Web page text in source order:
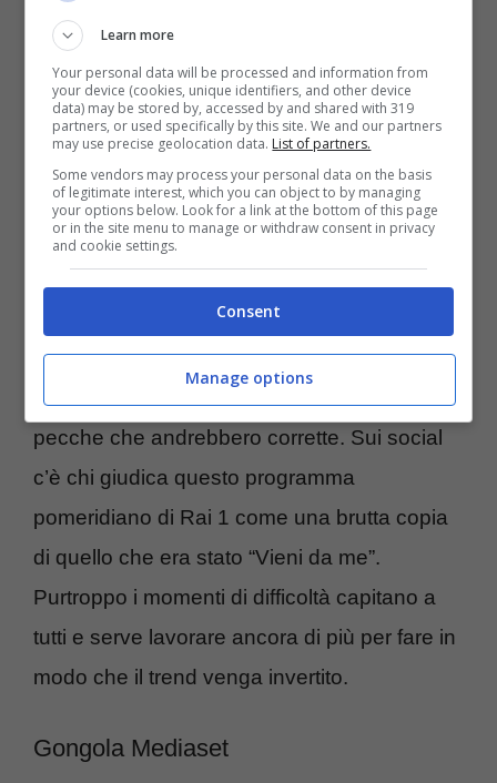
stessa Serena Bortone
chiusura.Ed è freschissimo
imposto a “Liberi Tutti” di Bianca
Guaccerodopo appena tre puntate. A “La
volta buona” però non fa male solo la
concorrenza molto forte di Mediaset ma
anche alcune scene che la maggior parte dei
telespettatori ritiene poco felice.
Il programma soffrirebbe per via di ospiti
ritenuti non molto interessanti e per altre
pecche che andrebbero corrette. Sui social
c’è chi giudica questo programma
pomeridiano di Rai 1 come una brutta copia
di quello che era stato “Vieni da me”.
Purtroppo i momenti di difficoltà capitano a
tutti e serve lavorare ancora di più per fare in
modo che il trend venga invertito.
Gongola Mediaset
Learn more
Your personal data will be processed and information from
your device (cookies, unique identifiers, and other device
data) may be stored by, accessed by and shared with 319
partners, or used specifically by this site. We and our partners
may use precise geolocation data. List of partners.
Some vendors may process your personal data on the basis
of legitimate interest, which you can object to by managing
your options below. Look for a link at the bottom of this page
or in the site menu to manage or withdraw consent in privacy
and cookie settings.
Consent
Manage options